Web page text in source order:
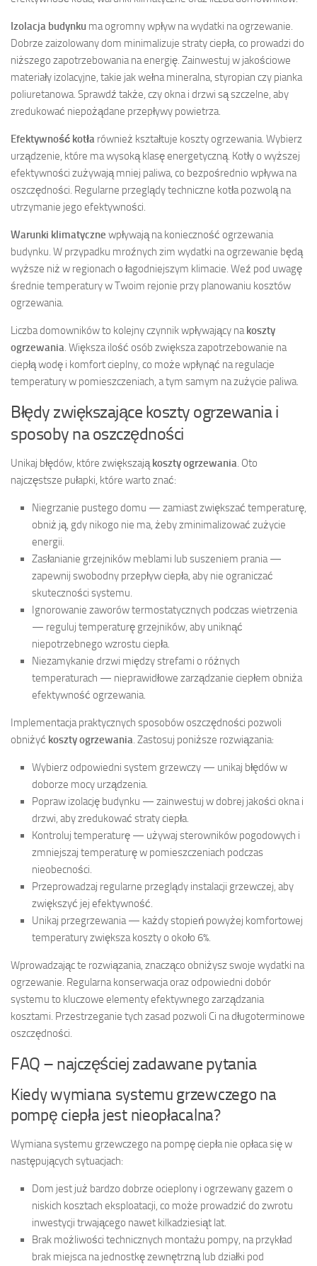
Izolacja budynku ma ogromny wpływ na wydatki na ogrzewanie.
Dobrze zaizolowany dom minimalizuje straty ciepła, co prowadzi do
niższego zapotrzebowania na energię. Zainwestuj w jakościowe
materiały izolacyjne, takie jak wełna mineralna, styropian czy pianka
poliuretanowa. Sprawdź także, czy okna i drzwi są szczelne, aby
zredukować niepożądane przepływy powietrza.
Efektywność kotła również kształtuje koszty ogrzewania. Wybierz
urządzenie, które ma wysoką klasę energetyczną. Kotły o wyższej
efektywności zużywają mniej paliwa, co bezpośrednio wpływa na
oszczędności. Regularne przeglądy techniczne kotła pozwolą na
utrzymanie jego efektywności.
Warunki klimatyczne wpływają na konieczność ogrzewania
budynku. W przypadku mroźnych zim wydatki na ogrzewanie będą
wyższe niż w regionach o łagodniejszym klimacie. Weź pod uwagę
średnie temperatury w Twoim rejonie przy planowaniu kosztów
ogrzewania.
Liczba domowników to kolejny czynnik wpływający nakoszty
ogrzewania. Większa ilość osób zwiększa zapotrzebowanie na
ciepłą wodę i komfort cieplny, co może wpłynąć na regulacje
temperatury w pomieszczeniach, a tym samym na zużycie paliwa.
Błędy zwiększające koszty ogrzewania i
sposoby na oszczędności
Unikaj błędów, które zwiększająkoszty ogrzewania. Oto
najczęstsze pułapki, które warto znać:
Niegrzanie pustego domu — zamiast zwiększać temperaturę,
obniż ją, gdy nikogo nie ma, żeby zminimalizować zużycie
energii.
Zasłanianie grzejników meblami lub suszeniem prania —
zapewnij swobodny przepływ ciepła, aby nie ograniczać
skuteczności systemu.
Ignorowanie zaworów termostatycznych podczas wietrzenia
— reguluj temperaturę grzejników, aby uniknąć
niepotrzebnego wzrostu ciepła.
Niezamykanie drzwi między strefami o różnych
temperaturach — nieprawidłowe zarządzanie ciepłem obniża
efektywność ogrzewania.
Implementacja praktycznych sposobów oszczędności pozwoli
obniżyć koszty ogrzewania. Zastosuj poniższe rozwiązania:
Wybierz odpowiedni system grzewczy — unikaj błędów w
doborze mocy urządzenia.
Popraw izolację budynku — zainwestuj w dobrej jakości okna i
drzwi, aby zredukować straty ciepła.
Kontroluj temperaturę — używaj sterowników pogodowych i
zmniejszaj temperaturę w pomieszczeniach podczas
nieobecności.
Przeprowadzaj regularne przeglądy instalacji grzewczej, aby
zwiększyć jej efektywność.
Unikaj przegrzewania — każdy stopień powyżej komfortowej
temperatury zwiększa koszty o około 6%.
Wprowadzając te rozwiązania, znacząco obniżysz swoje wydatki na
ogrzewanie. Regularna konserwacja oraz odpowiedni dobór
systemu to kluczowe elementy efektywnego zarządzania
kosztami. Przestrzeganie tych zasad pozwoli Ci na długoterminowe
oszczędności.
FAQ – najczęściej zadawane pytania
Kiedy wymiana systemu grzewczego na
pompę ciepła jest nieopłacalna?
Wymiana systemu grzewczego na pompę ciepła nie opłaca się w
następujących sytuacjach:
Dom jest już bardzo dobrze ocieplony i ogrzewany gazem o
niskich kosztach eksploatacji, co może prowadzić do zwrotu
inwestycji trwającego nawet kilkadziesiąt lat.
Brak możliwości technicznych montażu pompy, na przykład
brak miejsca na jednostkę zewnętrzną lub działki pod